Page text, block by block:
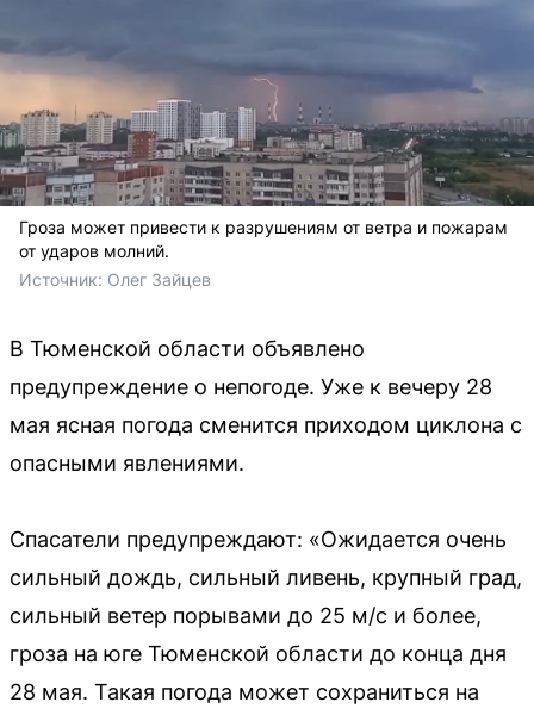
Гроза может привести к разрушениям от ветра и пожарам
от ударов молний.
Источник: Олег Зайцев
В Тюменской области объявлено
предупреждение о непогоде. Уже к вечеру 28
мая ясная погода сменится приходом циклона с
опасными явлениями.
Спасатели предупреждают: «Ожидается очень
сильный дождь, сильный ливень, крупный град,
сильный ветер порывами до 25 м/с и более,
гроза на юге Тюменской области до конца дня
28 мая. Такая погода может сохраниться на